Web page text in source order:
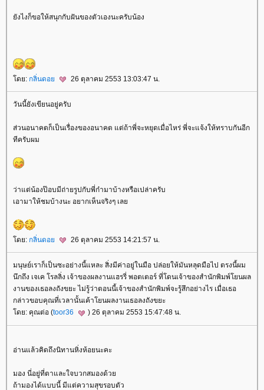
ังไงก็ขอให้สนุกกับฝันของตัวเองนะครับน้อง
ดย: กลิ่นดอ 26 ตุลาคม 2553 13:03:47 น.
วันนี้ยังเขียนอยู่ครับ
ส่วนอนาคตก็เป็นเรื่องของอนาคต แต่ถ้าพี่จะหยุดเมื่อไหร่ พี่จะแจ้งให้ทราบกันอีก
ทีครับผม
ว่าแต่น้องป๊อบมีถ่ายรูปกับพี่ก๋ามาบ้างหรือเปล่าครับ
เอามาให้ชมบ้างนะ อยากเห็นจริงๆ เล
ดย: กลิ่นดอ 26 ตุลาคม 2553 14:21:57 น.
มนุษย์เราก็เป็นซะอย่างนี้แหละ สิ่งมีค่าอยู่ในมือ ปล่อยให้มันหลุดมือไป ตรงนี้ผม
นึกถึง เจเค โรลลิ่ง เจ้าของผลงานแฮรรี่ พอตเตอร์ ที่โดนเจ้าของสำนักพิมพ์โยนผล
งานของเธอลงถังขยะ ไม่รู้ว่าตอนนี้เจ้าของสำนักพิมพ์จะรู้สึกอย่างไร เมื่อเธอ
กล่าวขอบคุณที่เวลานั้นเค้าโยนผลงานเธอลงถังขยะ
ดย: คุณต่อ (toor36 ) 26 ตุลาคม 2553 15:47:48 น.
อ่านแล้วคิดถึงนิทานหิ่งห้อยนะคะ
มอง นี่อยู่ที่ตาและใจบวกสมองด้ว
ถ้ามองได้แบบนี้ มีแต่ความสุขรอบตัว